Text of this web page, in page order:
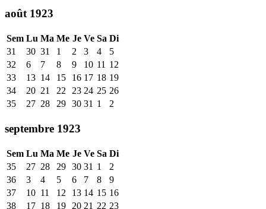
août 1923
Sem Lu Ma Me Je Ve Sa Di
31
30 31 1 2 3 4
5
32
6 7 8 9 10 11 12
33
13 14 15 16 17 18 19
34
20 21 22 23 24 25 26
35
27 28 29 30 31 1 2
septembre 1923
Sem Lu Ma Me Je Ve Sa Di
35
27 28 29 30 31 1
2
36
3 4 5 6 7 8
9
37
10 11 12 13 14 15 16
38
17 18 19 20 21 22 23